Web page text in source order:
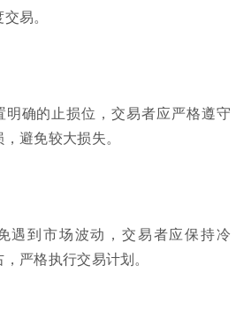
易。
明确的止损位，交易者应严格遵守
避免较大损失。
遇到市场波动，交易者应保持冷
严格执行交易计划。